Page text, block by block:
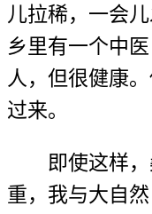
儿拉稀，一会
乡里有一个中
人，但很健康
过来。
即使这样
重，我与大自